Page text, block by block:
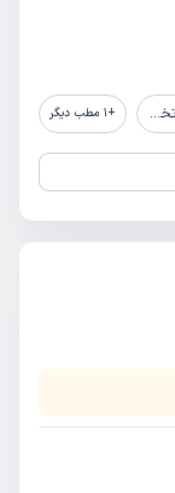
+
1 مطب دیگر